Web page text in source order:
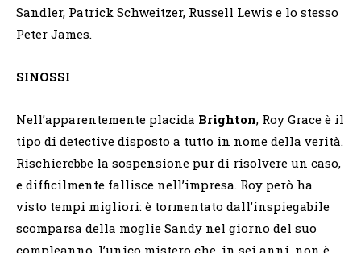
Sandler, Patrick Schweitzer, Russell Lewis e lo stesso
Peter James.
SINOSSI
Nell’apparentemente placida Brighton, Roy Grace è il
tipo di detective disposto a tutto in nome della verità.
Rischierebbe la sospensione pur di risolvere un caso,
e difficilmente fallisce nell’impresa. Roy però ha
visto tempi migliori: è tormentato dall’inspiegabile
scomparsa della moglie Sandy nel giorno del suo